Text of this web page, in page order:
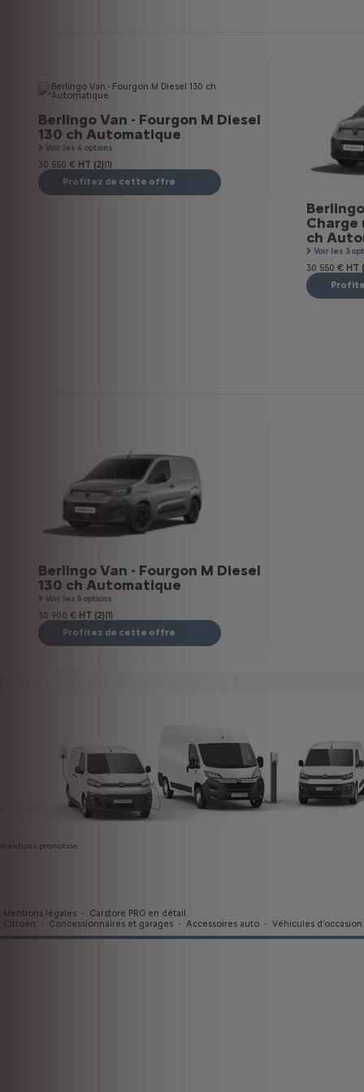
Berlingo Van - Fourgon M Diesel
130 ch Automatique
Voir les 4 options
30 550 € HT (2)(1)
Profitez de cette offre
Charge
ch
Voir les 3
30 550 € HT
Berlingo Van - Fourgon M Diesel
130 ch Automatique
Voir les 5 options
30 900 € HT (2)(1)
Profitez de cette offre
mentions promotion
Mentions légales -
Carstore PRO en détail
Citroën
- Concessionnaires et garages - Accessoires auto - Véhicules d'occasion